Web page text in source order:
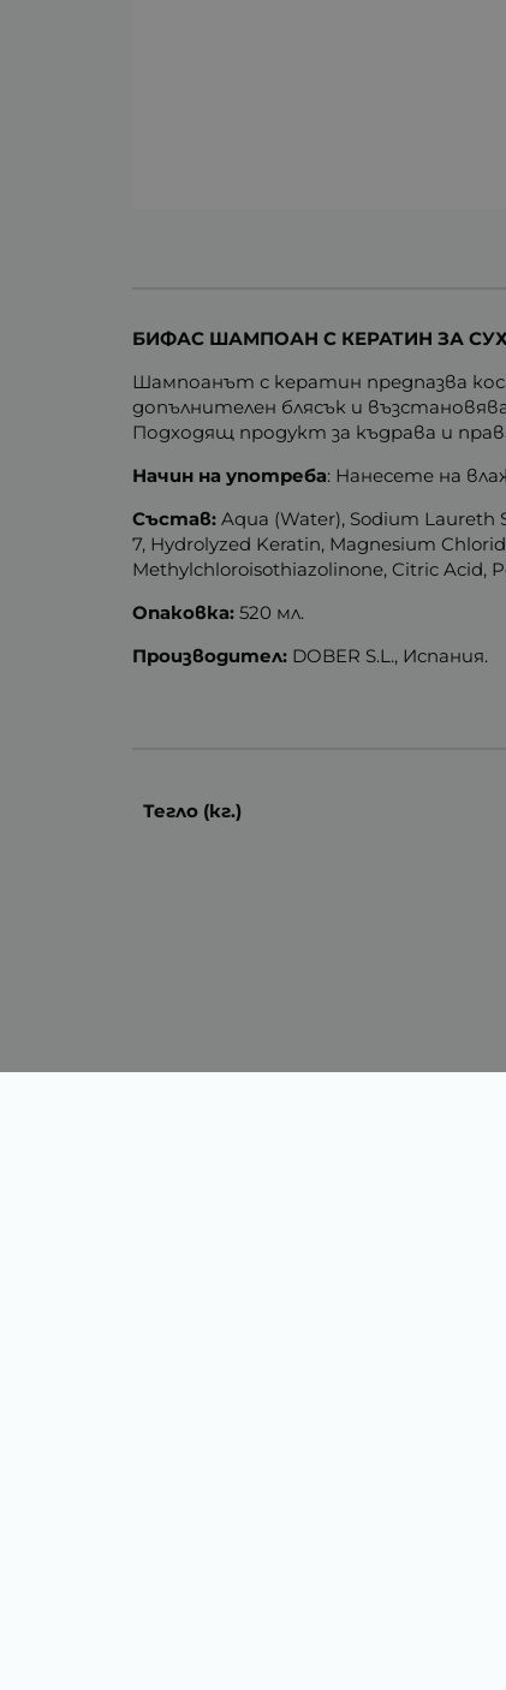
БИФАС ШАМПОАН С КЕРАТИН ЗА
Шампоанът с кератин предпазва
допълнителен блясък и
Подходящ продукт за къдрава и
Начин на употреба: Нанесете на
Състав: Aqua (Water), Sodium Laureth
7, Hydrolyzed Keratin, Magnesium
Methylchloroisothiazolinone, Citric Acid,
Опаковка: 520 мл.
Производител: DOBER S.L., Испания.
Тегло (кг.)